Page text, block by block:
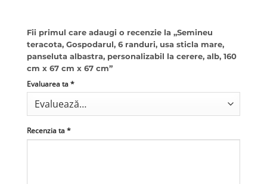
Fii primul care adaugi o recenzie la „Semineu
teracota, Gospodarul, 6 randuri, usa sticla mare,
panseluta albastra, personalizabil la cerere, alb, 160
cm x 67 cm x 67 cm”
Evaluarea ta *
Recenzia ta *